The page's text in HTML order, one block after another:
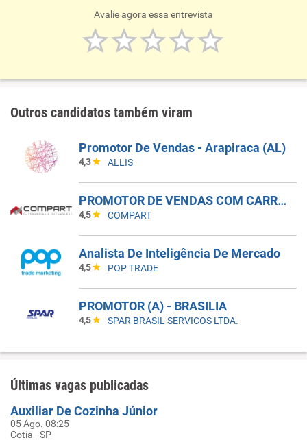
Avalie agora essa entrevista
Outros candidatos também viram
Promotor De Vendas - Arapiraca (AL)
4,3 ALLIS
PROMOTOR DE VENDAS COM CARRO - INDAIATUBA - SP
4,5 COMPART
Analista De Inteligência De Mercado
4,5 POP TRADE
PROMOTOR (A) - BRASILIA
4,5 SPAR BRASIL SERVICOS LTDA.
Últimas vagas publicadas
Auxiliar De Cozinha Júnior
05 Ago. 08:25
Cotia - SP